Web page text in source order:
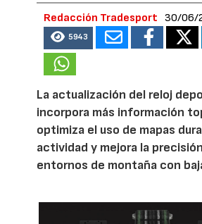
Redacción Tradesport 30/06/
5943
La actualización del reloj
incorpora más información
optimiza el uso de mapas
actividad y mejora la
entornos de montaña con